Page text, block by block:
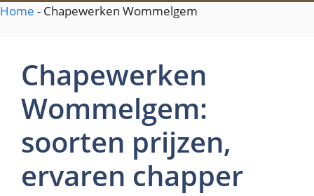
Home - Chapewerken Wommelgem
Chapewerken
Wommelgem:
soorten prijzen,
ervaren chapper